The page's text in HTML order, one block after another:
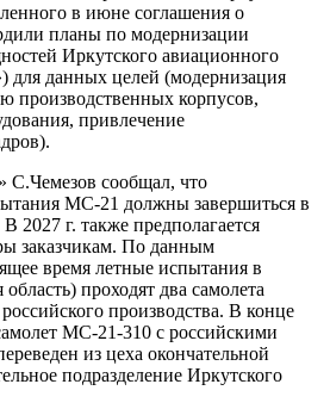
в июне соглашения о
планы по модернизации
Иркутского авиационного
для данных целей (модернизация
производственных корпусов,
привлечение
С.Чемезов сообщал, что
МС-21 должны завершиться в
2027 г. также предполагается
заказчикам. По данным
время летные испытания в
проходят два самолета
производства. В конце
МС-21-310 с российскими
из цеха окончательной
подразделение Иркутского